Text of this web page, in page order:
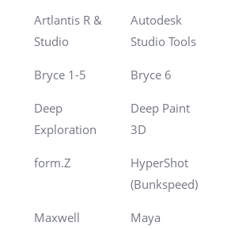
Artlantis R &
Studio
Autodesk
Studio Tools
Bryce 1-5 Bryce 6
Deep
Exploration
Deep Paint
3D
form.Z
HyperShot
(Bunkspeed)
Maxwell
Maya